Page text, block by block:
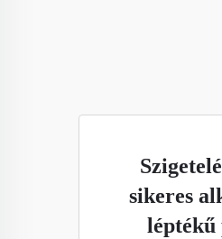
sikeres
léptékű